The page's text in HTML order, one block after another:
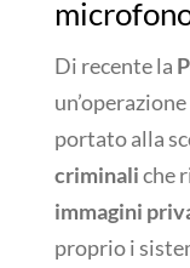
Di recente la
portato alla
criminaliche
immagini
proprio i